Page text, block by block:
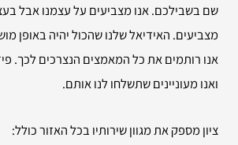
שם בשבילכם. אנו מצביעים על עצמנו אבל
מצביעים. האידיאל שלנו שהכול יהיה באופן
אנו רותמים את כל המאמצים הנצרכים לכך.
ואנו מעוניינים שתשלחו לנו אותם.
ציון מספק את מגוון שירותיו בכל האזור כולל: